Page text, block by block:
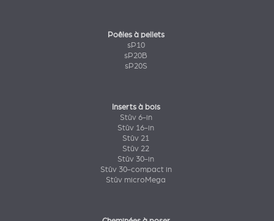
Poêles à pellets
sP10
sP20B
sP20S
Inserts à bois
Stûv 6-in
Stûv 16-in
Stûv 21
Stûv 22
Stûv 30-in
Stûv 30-compact in
Stûv microMega